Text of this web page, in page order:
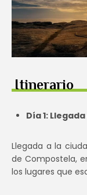
Itinerario
Día 1: Llegada
Llegada a la
de Compostela,
los lugares que